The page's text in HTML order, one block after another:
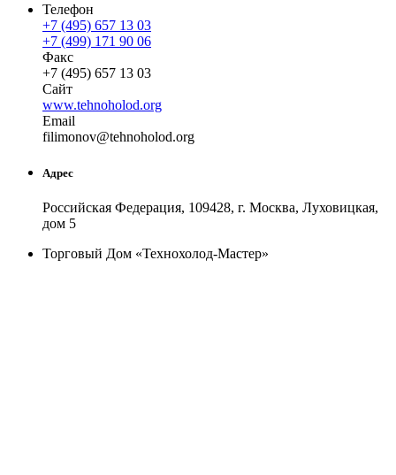
Телефон
+7 (495) 657 13 03
+7 (499) 171 90 06
Факс
+7 (495) 657 13 03
Сайт
www.tehnoholod.org
Email
filimonov@tehnoholod.org
Адрес
Российская Федерация, 109428, г. Москва, Луховицкая,
дом 5
Торговый Дом «Технохолод-Мастер»